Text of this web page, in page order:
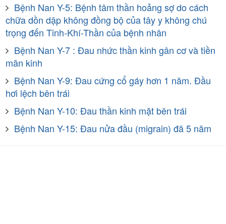
Bệnh Nan Y-5: Bệnh tâm thần hoảng sợ do cách
chữa dồn dập không đồng bộ của tây y không chú
trọng đến Tinh-Khí-Thần của bệnh nhân
Bệnh Nan Y-7 : Đau nhức thần kinh gân cơ và tiền
mãn kinh
Bệnh Nan Y-9: Đau cứng cổ gáy hơn 1 năm. Đầu
hơi lệch bên trái
Bệnh Nan Y-10: Đau thần kinh mặt bên trái
Bệnh Nan Y-15: Đau nửa đầu (migrain) đã 5 năm